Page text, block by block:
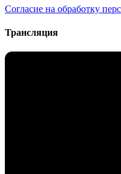
Согласие на обработку
Трансляция